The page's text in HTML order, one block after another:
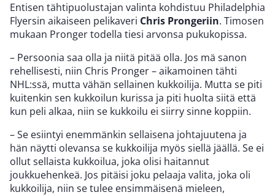
Entisen tähtipuolustajan valinta kohdistuu Philadelphia
Flyersin aikaiseen pelikaveri Chris Prongeriin. Timosen
mukaan Pronger todella tiesi arvonsa pukukopissa.
– Persoonia saa olla ja niitä pitää olla. Jos mä sanon
rehellisesti, niin Chris Pronger – aikamoinen tähti
NHL:ssä, mutta vähän sellainen kukkoilija. Mutta se piti
kuitenkin sen kukkoilun kurissa ja piti huolta siitä että
kun peli alkaa, niin se kukkoilu ei siirry sinne koppiin.
– Se esiintyi enemmänkin sellaisena johtajuutena ja
hän näytti olevansa se kukkoilija myös siellä jäällä. Se ei
ollut sellaista kukkoilua, joka olisi haitannut
joukkuehenkeä. Jos pitäisi joku pelaaja valita, joka oli
kukkoilija, niin se tulee ensimmäisenä mieleen,